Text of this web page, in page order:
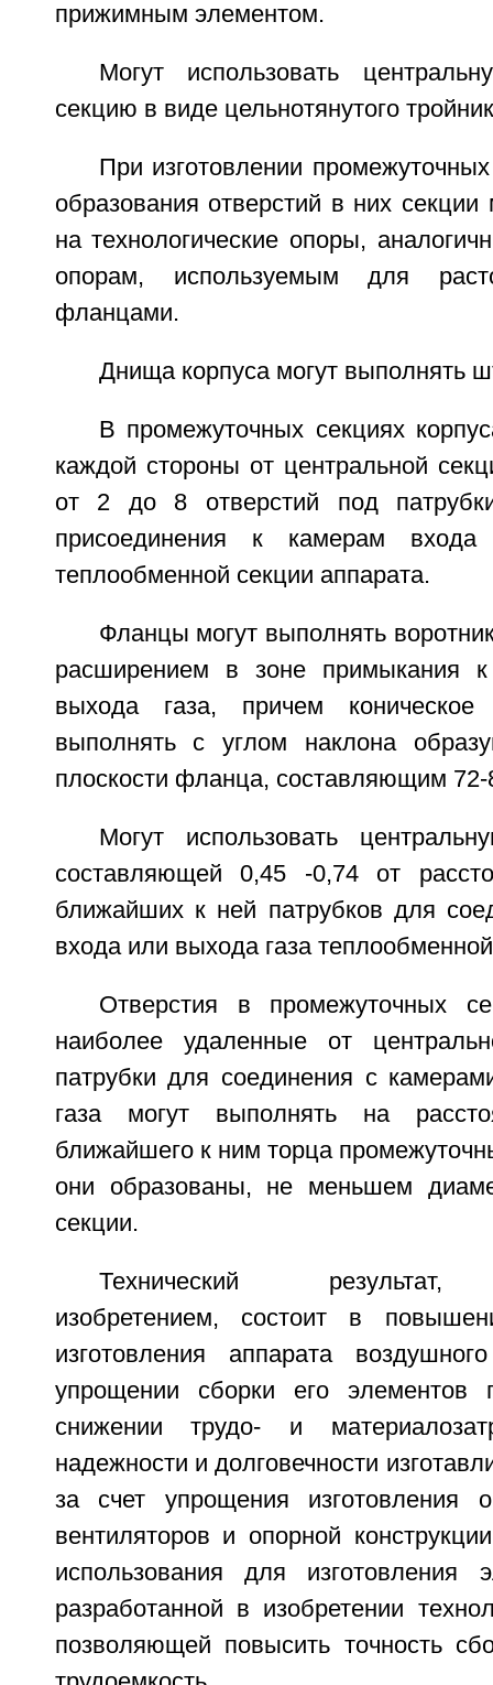
прижимным элементом.
Могут использовать
секцию в виде цельнотянутого
При изготовлении
образования отверстий в них секции
на технологические опоры,
опорам, используемым для
фланцами.
Днища корпуса могут выполнять
В промежуточных секциях
каждой стороны от центральной
от 2 до 8 отверстий под
присоединения к камерам
теплообменной секции аппарата.
Фланцы могут выполнять
расширением в зоне примыкания
выхода газа, причем коническое
выполнять с углом наклона
плоскости фланца, составляющим 72-
Могут использовать
составляющей 0,45 -0,74 от
ближайших к ней патрубков для
входа или выхода газа
Отверстия в промежуточных
наиболее удаленные от
патрубки для соединения с
газа могут выполнять на
ближайшего к ним торца
они образованы, не меньшем
секции.
Технический результат,
изобретением, состоит в
изготовления аппарата
упрощении сборки его элементов
снижении трудо- и
надежности и долговечности
за счет упрощения изготовления
вентиляторов и опорной
использования для изготовления
разработанной в изобретении
позволяющей повысить точность